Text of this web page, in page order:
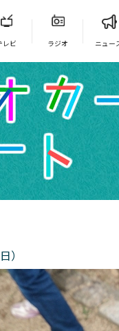
レビ ラジオ ニュー
）